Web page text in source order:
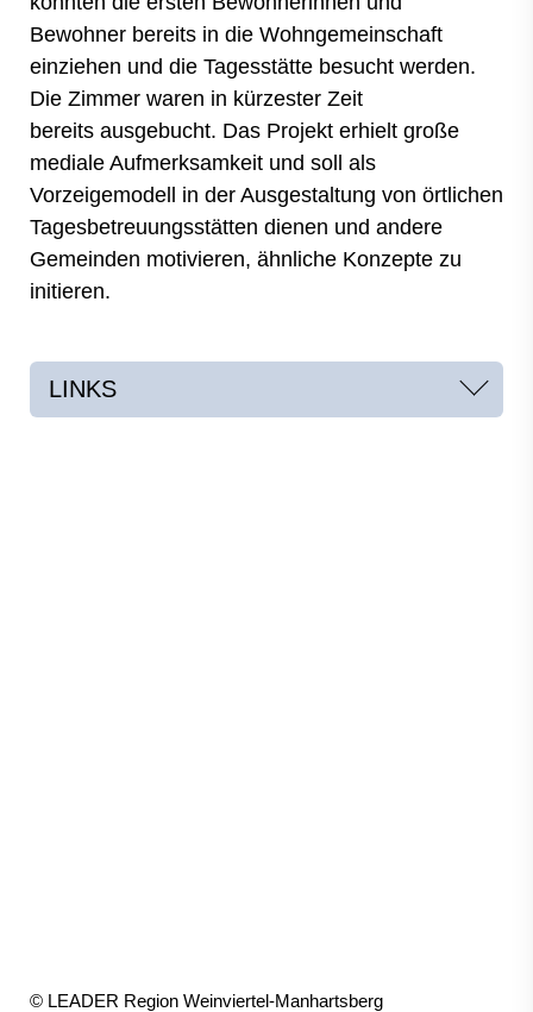
Bewohner bereits in die Wohngemeinschaft
einziehen und die Tagesstätte besucht werden.
Die Zimmer waren in kürzester Zeit
bereits ausgebucht. Das Projekt erhielt große
mediale Aufmerksamkeit und soll als
Vorzeigemodell in der Ausgestaltung von örtlichen
Tagesbetreuungsstätten dienen und andere
Gemeinden motivieren, ähnliche Konzepte zu
initieren.
LINKS
© LEADER Region Weinviertel-Manhartsberg